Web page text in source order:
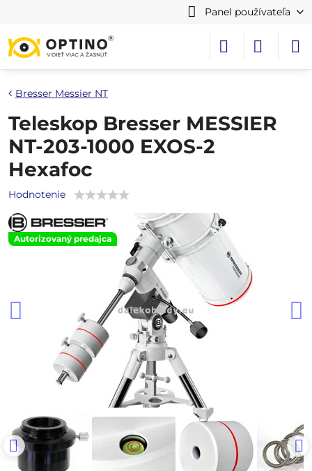
Panel používateľa
Autorizovaný predajca
Bresser Messier NT
Teleskop Bresser MESSIER
NT-203-1000 EXOS-2
Hexafoc
Hodnotenie